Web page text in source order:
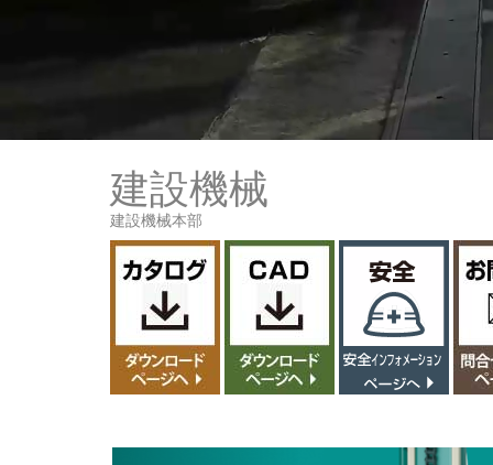
建設機械
建設機械本部